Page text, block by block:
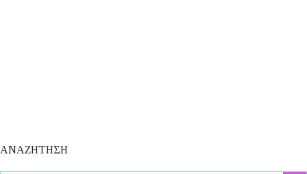
ΑΝΑΖΗΤΗΣΗ